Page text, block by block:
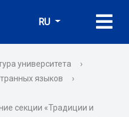
RU
университета
›
языков
›
секции «Традиции и